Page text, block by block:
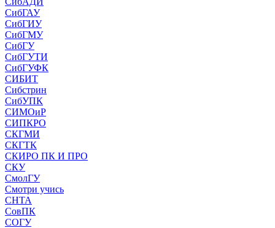
СибГАУ
СибГИУ
СибГМУ
СибГУ
СибГУТИ
СибГУФК
СИБИТ
Сибстрин
СибУПК
СИМОиР
СИПКРО
СКГМИ
СКГТК
СКИРО ПК И ПРО
СКУ
СмолГУ
Смотри учись
СНТА
СовПК
СОГУ